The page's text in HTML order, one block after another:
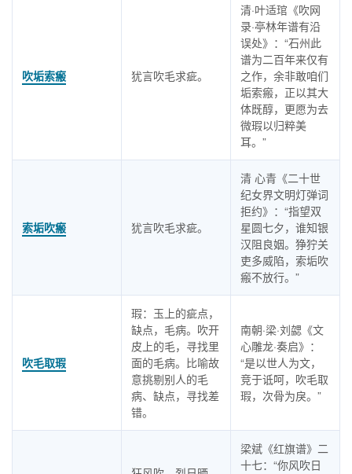
吹垢索瘢 犹言吹毛求疵。
清·叶适琯《吹网
录·亭林年谱有沿
误处》：“石州此
谱为二百年来仅有
之作，余非敢咱们
垢索瘢，正以其大
体既醇，更愿为去
微瑕以归粹美
耳。”
索垢吹瘢 犹言吹毛求疵。
清 心青《二十世
纪女界文明灯弹词
拒约》：“指望双
星圆七夕，谁知银
汉阻良姻。狰狞关
吏多威陷，索垢吹
瘢不放行。”
吹毛取瑕
瑕：玉上的疵点，
缺点，毛病。吹开
皮上的毛，寻找里
面的毛病。比喻故
意挑剔别人的毛
病、缺点，寻找差
错。
南朝·梁·刘勰《文
心雕龙·奏启》：
“是以世人为文，
竞于诋呵，吹毛取
瑕，次骨为戾。”
梁斌《红旗谱》二
十七：“你风吹日